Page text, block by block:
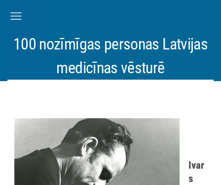
100 nozīmīgas personas Latvijas
medicīnas vēsturē
Ivar
s